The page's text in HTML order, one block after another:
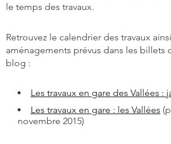
le temps des travaux.
Retrouvez le calendrier des travaux
aménagements prévus dans les billets
blog :
Les travaux en gare des Vallées :
Les travaux en gare : les Vallées
novembre 2015)